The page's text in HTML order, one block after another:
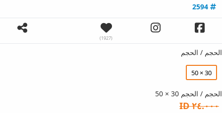
(1927)
الحجم / الحجم
30 × 50
الحجم / الحجم 30 × 50
٢٤.٠٠٠ ID